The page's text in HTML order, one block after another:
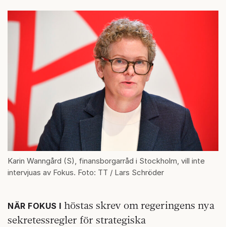
Karin Wanngård (S), finansborgarråd i Stockholm, vill inte
intervjuas av Fokus. Foto: TT / Lars Schröder
NÄR FOKUS I höstas skrev om regeringens nya
sekretessregler för strategiska